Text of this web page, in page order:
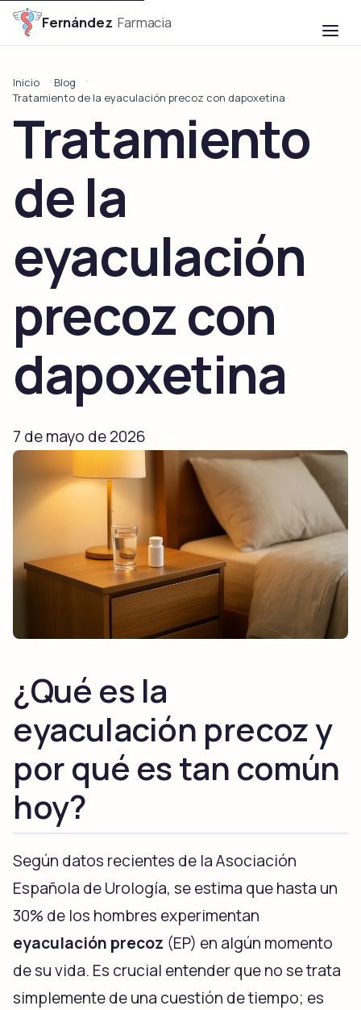
Fernández Farmacia
Inicio
Blog
Tratamiento de la eyaculación precoz con dapoxetina
Tratamiento
de la
eyaculación
precoz con
dapoxetina
7 de mayo de 2026
¿Qué es la
eyaculación precoz y
por qué es tan común
hoy?
Según datos recientes de la Asociación
Española de Urología, se estima que hasta un
30% de los hombres experimentan
eyaculación precoz (EP) en algún momento
de su vida. Es crucial entender que no se trata
simplemente de una cuestión de tiempo; es